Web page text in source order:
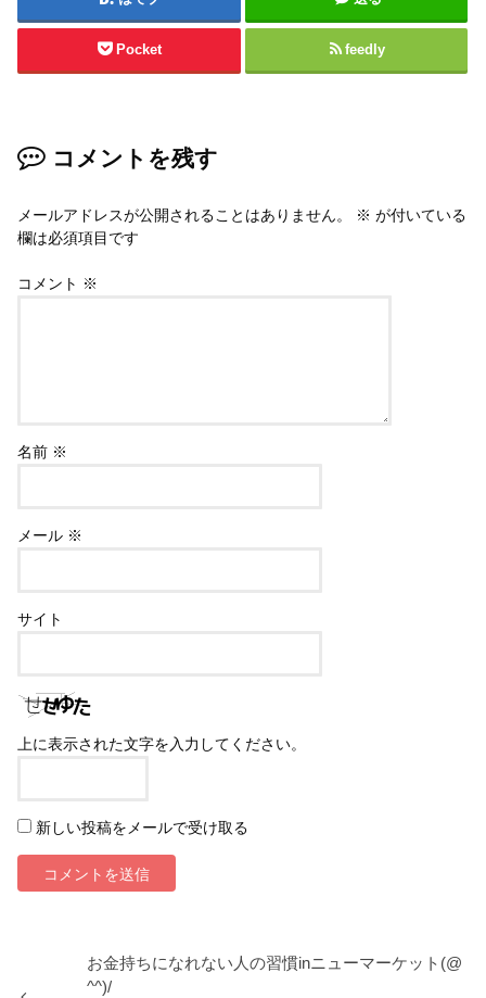
Pocket feedly
コメントを残す
メールアドレスが公開されることはありません。 ※ が付いている
欄は必須項目です
コメント ※
名前 ※
メール ※
サイト
上に表示された文字を入力してください。
新しい投稿をメールで受け取る
お金持ちになれない人の習慣inニューマーケット(@
^^)/